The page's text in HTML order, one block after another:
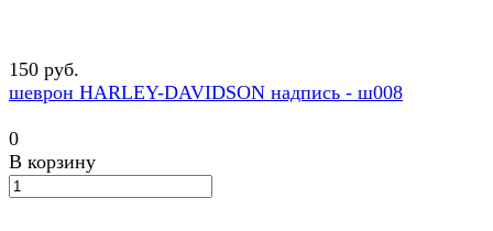
150 руб.
шеврон HARLEY-DAVIDSON надпись - ш008
0
В корзину